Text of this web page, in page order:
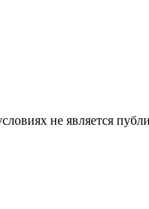
не является